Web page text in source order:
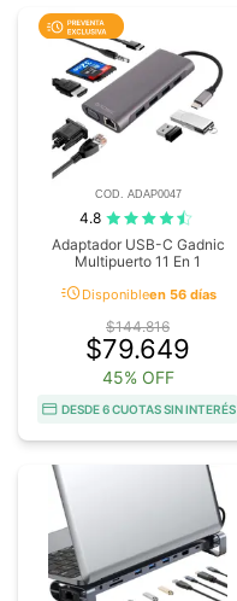
COD. ADAP0047
4.8
Adaptador USB-C Gadnic
Multipuerto 11 En 1
acuteDisponibleen 56 días
$144.816
$79.649
45% OFF
DESDE 6 CUOTAS SIN INTERÉS